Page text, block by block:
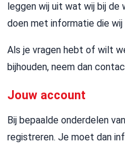
leggen wij uit wat wij bij de
doen met informatie die
Als je vragen hebt of wilt
bijhouden, neem dan
Jouw account
Bij bepaalde onderdelen
registreren. Je moet dan